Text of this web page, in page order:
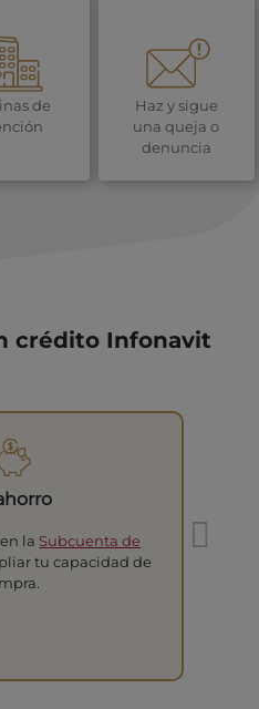
de
Haz y sigue
una queja o
denuncia
crédito Infonavit
la Subcuenta de
tu capacidad de